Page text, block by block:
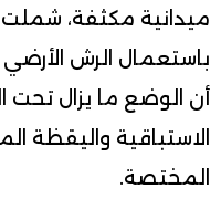
ميدانية مكثفة، شملت
باستعمال الرش الأرضي
أن الوضع ما يزال تحت
الاستباقية واليقظة
المختصة.